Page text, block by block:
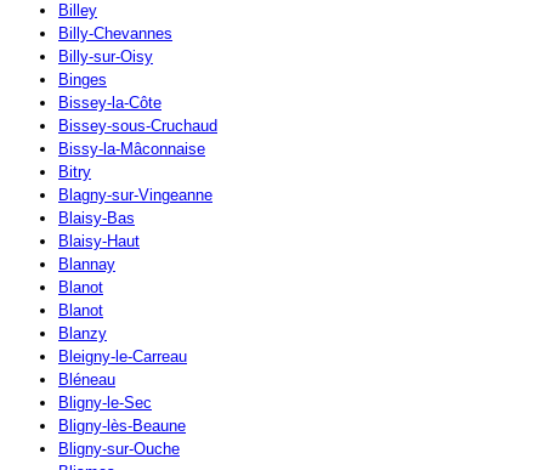
Billey
Billy-Chevannes
Billy-sur-Oisy
Binges
Bissey-la-Côte
Bissey-sous-Cruchaud
Bissy-la-Mâconnaise
Bitry
Blagny-sur-Vingeanne
Blaisy-Bas
Blaisy-Haut
Blannay
Blanot
Blanot
Blanzy
Bleigny-le-Carreau
Bléneau
Bligny-le-Sec
Bligny-lès-Beaune
Bligny-sur-Ouche